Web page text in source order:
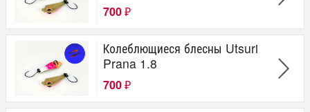
700 ₽
Колеблющиеся блесны Utsuri
Prana 1.8
700 ₽